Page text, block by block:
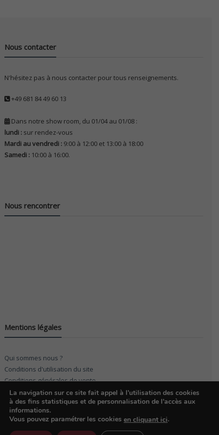
Nous contacter
N'hésitez pas à nous contacter pour tous renseignements.
+49 681 84 49 60 13
Dans notre show room, du 01/04 au 01/08 :
lundi : sur rendez-vous
Mardi au vendredi : 9:00 à 12:00 et 13:00 à 18:00
Samedi : 10:00 à 16:00.
Nous rencontrer
Mentions légales
Qui sommes nous ?
Conditions d'utilisation du site
Conditions générales de vente
KF Möbel . Réalisation 01form.com
La navigation sur ce site fait appel à l'utilisation des cookies
à des fins statistiques et de personnalisation de l'accès aux
informations.
Vous pouvez paramétrer les cookies en cliquant ici.